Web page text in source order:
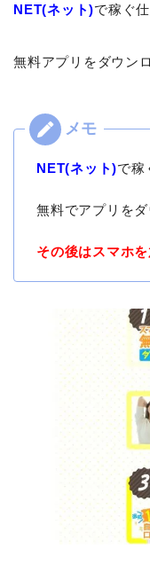
NET(ネット)で稼ぐ
無料アプリをダウン
NET(ネット)で稼
無料でアプリを
その後はスマホ